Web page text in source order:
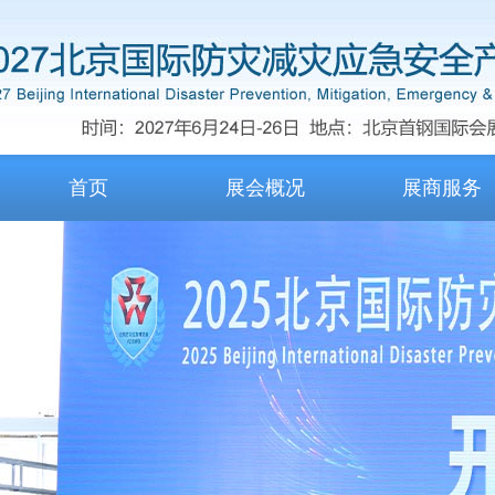
首页 展会概况 展商服务